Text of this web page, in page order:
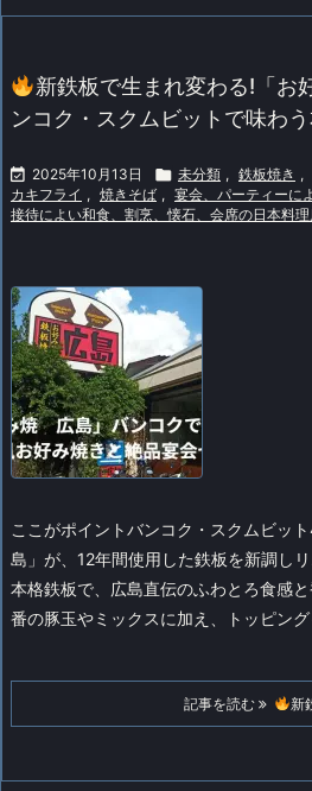
新鉄板で生まれ変わる!「
ンコク・スクムビットで味わ
 2025年10月13日  未分類 , 鉄板焼き ,
カキフライ , 焼きそば , 宴会、パーティーに
接待によい和食、割烹、懐石、会席の日本料
ここがポイントバンコク・スクムビッ
島」が、12年間使用した鉄板を新調し
本格鉄板で、広島直伝のふわとろ食感
番の豚玉やミックスに加え、トッピン
記事を読む 新